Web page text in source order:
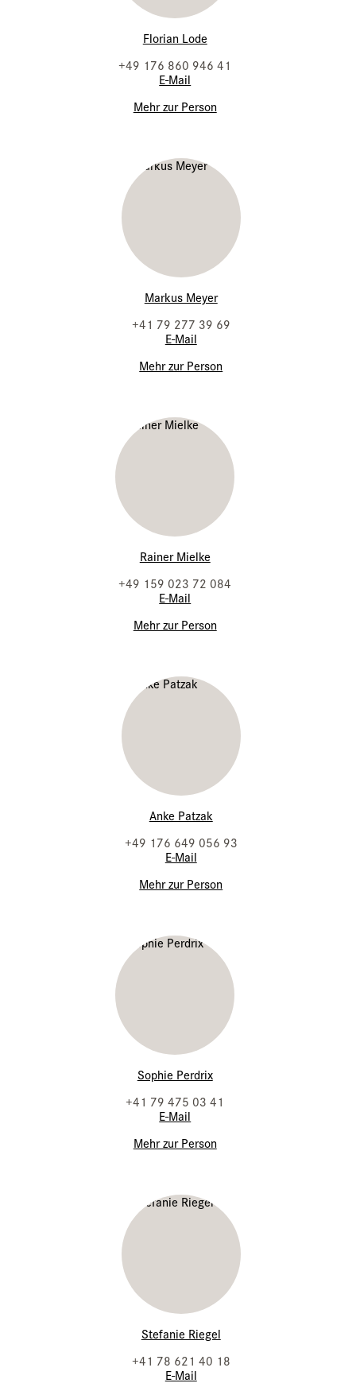
Florian Lode
+49 176 860 946 41
E-Mail
Mehr zur Person
Markus Meyer
+41 79 277 39 69
E-Mail
Mehr zur Person
Rainer Mielke
+49 159 023 72 084
E-Mail
Mehr zur Person
Anke Patzak
+49 176 649 056 93
E-Mail
Mehr zur Person
Sophie Perdrix
+41 79 475 03 41
E-Mail
Mehr zur Person
Stefanie Riegel
+41 78 621 40 18
E-Mail